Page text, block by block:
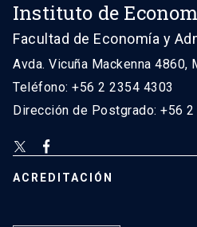
Instituto de
Facultad de Economía y
Avda. Vicuña Mackenna 4860,
Teléfono: +56 2 2354 4303
Dirección de Postgrado: +56
ACREDITACIÓN